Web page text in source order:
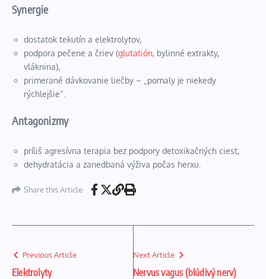
Synergie
dostatok tekutín a elektrolytov,
podpora pečene a čriev (glutatión, bylinné extrakty,
vláknina),
primerané dávkovanie liečby – „pomaly je niekedy
rýchlejšie“.
Antagonizmy
príliš agresívna terapia bez podpory detoxikačných ciest,
dehydratácia a zanedbaná výživa počas herxu.
Share this Article
Previous Article
Elektrolyty
Next Article
Nervus vagus (blúdivý nerv)